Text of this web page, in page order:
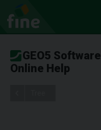
GEO5 Software
Online Help